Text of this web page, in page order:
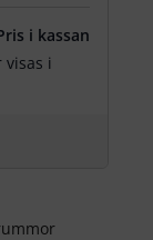
i kassan
visas i